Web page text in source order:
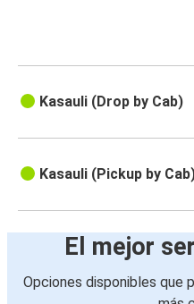
Kasauli (Drop by Cab)
Kasauli (Pickup by
El mejor
Opciones disponibles que